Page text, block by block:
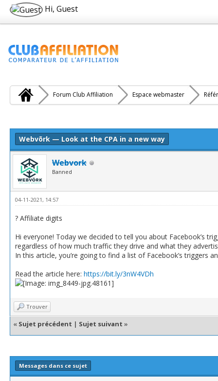
Hi, Guest
Forum Club Affiliation Espace webmaster
Webvõrk — Look at the CPA in a new way
Webvork
Banned
04-11-2021, 14:57
? Affiliate digits
Hi everyone! Today we decided to tell you about Facebook’s
regardless of how much traffic they drive and what they
In this article, you’re going to find a list of Facebook’s triggers
Read the article here: https://bit.ly/3nW4VDh
Trouver
« Sujet précédent | Sujet suivant »
Messages dans ce sujet